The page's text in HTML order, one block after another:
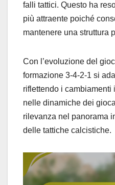
falli tattici. Questo ha
più attraente poiché
mantenere una struttura
Con l’evoluzione del
formazione 3-4-2-1 si
riflettendo i
nelle dinamiche dei
rilevanza nel panorama
delle tattiche calcistiche.